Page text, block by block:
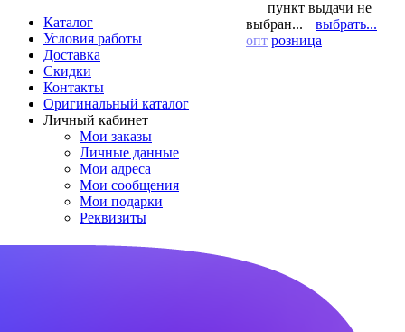
Каталог
Условия работы
Доставка
Скидки
Контакты
Оригинальный каталог
Личный кабинет
Мои заказы
Личные данные
Мои адреса
Мои сообщения
Мои подарки
Реквизиты
пункт выдачи не
выбран...
выбрать...
опт розница